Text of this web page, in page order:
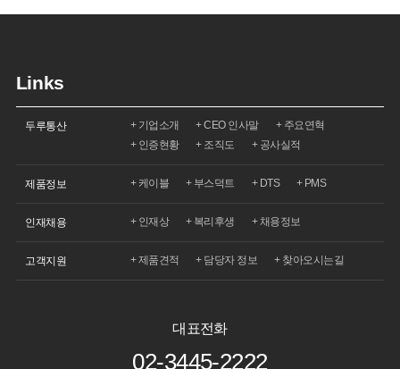
Links
두루통산 기업소개 CEO 인사말
주요연혁
인증현황
조직도 공사실적
제품정보 케이블 부스덕트 DTS PMS
인재채용 인재상 복리후생 채용정보
고객지원 제품견적 담당자 정보 찾아오시는길
대표전화
02-3445-2222